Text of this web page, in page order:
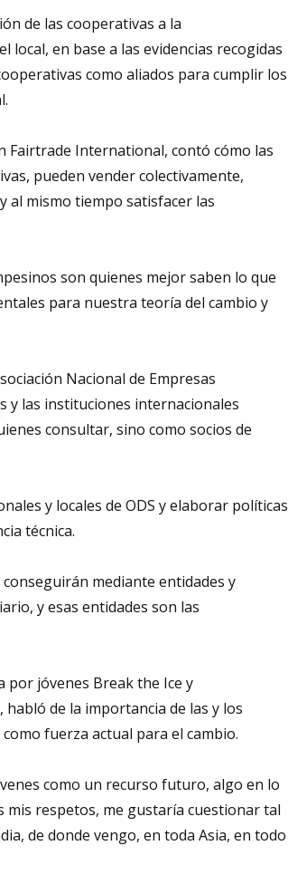
de las cooperativas a la
en base a las evidencias recogidas
como aliados para cumplir los
Fairtrade International, contó cómo las
pueden vender colectivamente,
al mismo tiempo satisfacer las
son quienes mejor saben lo que
para nuestra teoría del cambio y
Nacional de Empresas
y las instituciones internacionales
consultar, sino como socios de
y locales de ODS y elaborar políticas
técnica.
mediante entidades y
y esas entidades son las
por jóvenes Break the Ice y
de la importancia de las y los
fuerza actual para el cambio.
como un recurso futuro, algo en lo
respetos, me gustaría cuestionar tal
de donde vengo, en toda Asia, en todo